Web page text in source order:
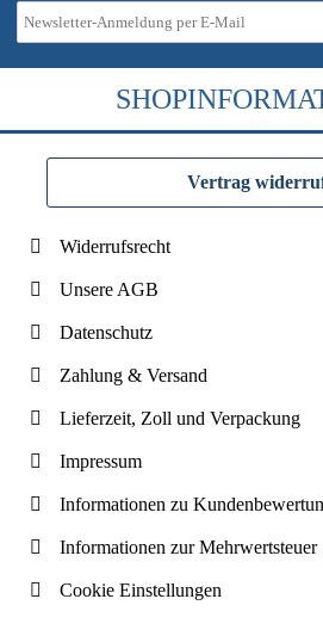
Vertrag
Widerrufsrecht
Unsere AGB
Datenschutz
Zahlung & Versand
Lieferzeit, Zoll und Verpackung
Impressum
Informationen zu
Informationen zur Mehrwertsteuer
Cookie Einstellungen